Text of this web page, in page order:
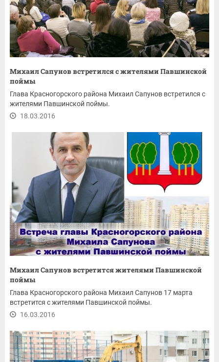
Михаил Сапунов встретился с жителями Павшинской
поймы
Глава Красногорского района Михаил Сапунов встретился с
жителями Павшинской поймы.
18.03.2016
Михаил Сапунов встретится жителями Павшинской
поймы
Глава Красногорского района Михаил Сапунов 17 марта
встретится с жителями Павшинской поймы.
16.03.2016